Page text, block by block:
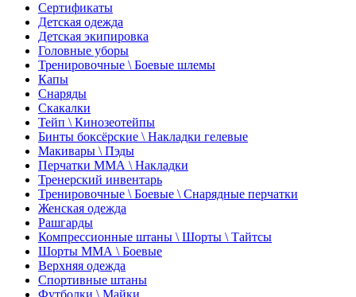
Сертификаты
Детская одежда
Детская экипировка
Головные уборы
Тренировочные \ Боевые шлемы
Капы
Снаряды
Скакалки
Тейп \ Кинозеотейпы
Бинты боксёрские \ Накладки гелевые
Макивары \ Пэды
Перчатки ММА \ Накладки
Тренерский инвентарь
Тренировочные \ Боевые \ Снарядные перчатки
Женская одежда
Рашгарды
Компрессионные штаны \ Шорты \ Тайтсы
Шорты ММА \ Боевые
Верхняя одежда
Спортивные штаны